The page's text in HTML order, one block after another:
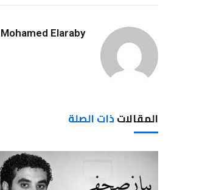
Mohamed Elaraby
المقالاتذات الصلة